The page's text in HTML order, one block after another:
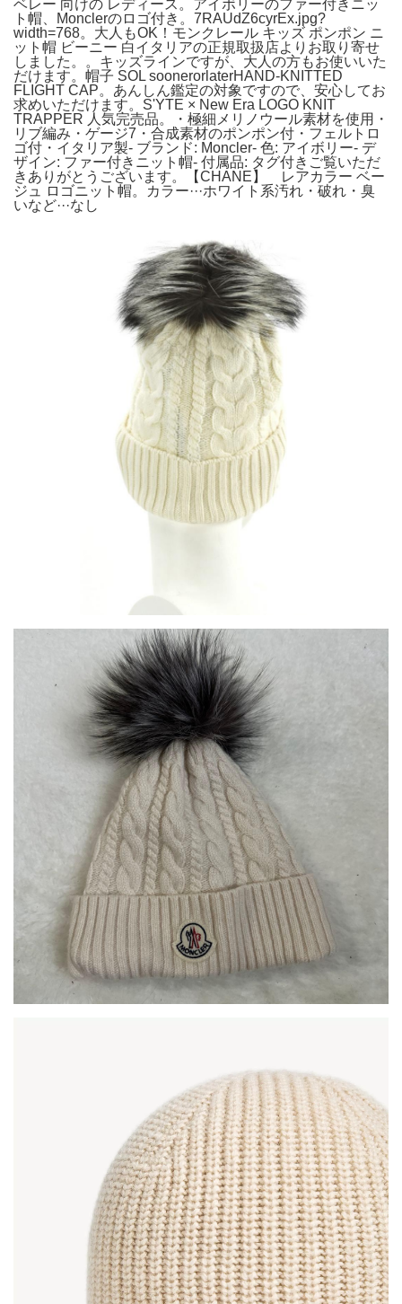
ベレー 向けの レディース。アイボリーのファー付きニッ
ト帽、Monclerのロゴ付き。7RAUdZ6cyrEx.jpg?
width=768。大人もOK！モンクレール キッズ ポンポン ニ
ット帽 ビーニー 白イタリアの正規取扱店よりお取り寄せ
しました。。キッズラインですが、大人の方もお使いいた
だけます。帽子 SOL soonerorlaterHAND-KNITTED
FLIGHT CAP。あんしん鑑定の対象ですので、安心してお
求めいただけます。S'YTE × New Era LOGO KNIT
TRAPPER 人気完売品。・極細メリノウール素材を使用・
リブ編み・ゲージ7・合成素材のポンポン付・フェルトロ
ゴ付・イタリア製- ブランド: Moncler- 色: アイボリー- デ
ザイン: ファー付きニット帽- 付属品: タグ付きご覧いただ
きありがとうございます。【CHANE】 レアカラー ベー
ジュ ロゴニット帽。カラー···ホワイト系汚れ・破れ・臭
いなど···なし